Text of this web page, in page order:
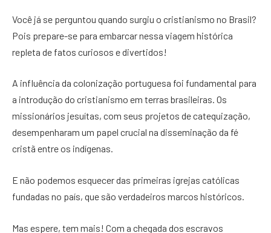
Você já se perguntou quando surgiu o cristianismo no Brasil?
Pois prepare-se para embarcar nessa viagem histórica
repleta de fatos curiosos e divertidos!
A influência da colonização portuguesa foi fundamental para
a introdução do cristianismo em terras brasileiras. Os
missionários jesuítas, com seus projetos de catequização,
desempenharam um papel crucial na disseminação da fé
cristã entre os indígenas.
E não podemos esquecer das primeiras igrejas católicas
fundadas no país, que são verdadeiros marcos históricos.
Mas espere, tem mais! Com a chegada dos escravos